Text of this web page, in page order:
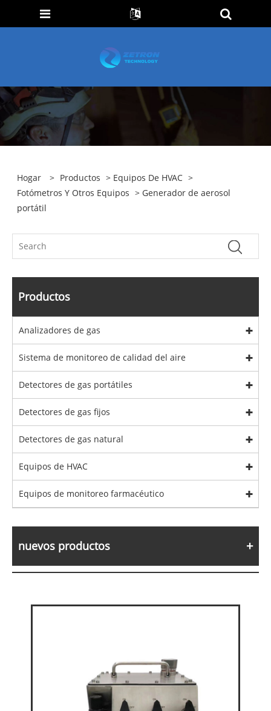
Hogar > Productos > Equipos De HVAC >
Fotómetros Y Otros Equipos > Generador de aerosol
portátil
Productos
Analizadores de gas
Sistema de monitoreo de calidad del aire
Detectores de gas portátiles
Detectores de gas fijos
Detectores de gas natural
Equipos de HVAC
Equipos de monitoreo farmacéutico
nuevos productos